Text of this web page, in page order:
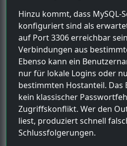
Hinzu kommt, dass
konfiguriert sind als
auf Port 3306 erreichbar
Verbindungen aus
Ebenso kann ein
nur für lokale Logins oder
bestimmten Hostanteil. Das
kein klassischer
Zugriffskonflikt. Wer den
liest, produziert schnell
Schlussfolgerungen.